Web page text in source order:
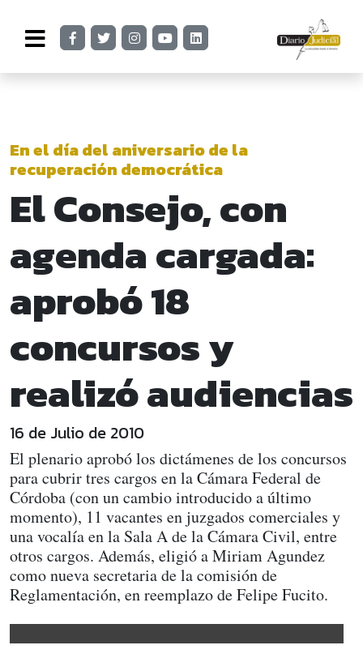
En el día del aniversario de la
recuperación democrática
El Consejo, con
agenda cargada:
aprobó 18
concursos y
realizó audiencias
16 de Julio de 2010
El plenario aprobó los dictámenes de los concursos
para cubrir tres cargos en la Cámara Federal de
Córdoba (con un cambio introducido a último
momento), 11 vacantes en juzgados comerciales y
una vocalía en la Sala A de la Cámara Civil, entre
otros cargos. Además, eligió a Miriam Agundez
como nueva secretaria de la comisión de
Reglamentación, en reemplazo de Felipe Fucito.